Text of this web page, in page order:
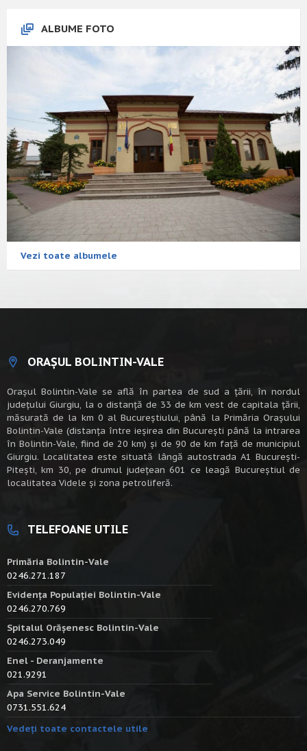
ALBUME FOTO
Vezi toate albumele
ORAȘUL BOLINTIN-VALE
Oraşul Bolintin-Vale se află în partea de sud a ţării, în nordul
judeţului Giurgiu, la o distanţă de 33 de km vest de capitala țării,
măsurată de la km 0 al Bucureștiului, până la Primăria Orașului
Bolintin-Vale (distanța între ieșirea din București până la intrarea
în Bolintin-Vale, fiind de 20 km) şi de 90 de km faţă de municipiul
Giurgiu. Localitatea este situată lângă autostrada A1 Bucureşti-
Piteşti, km 30, pe drumul judeţean 601 ce leagă Bucureştiul de
localitatea Videle şi zona petroliferă.
TELEFOANE UTILE
Primăria Bolintin-Vale
0246.271.187
Evidența Populației Bolintin-Vale
0246.270.769
Spitalul Orășenesc Bolintin-Vale
0246.273.049
Enel - Deranjamente
021.9291
Apa Service Bolintin-Vale
0731.551.624
Vedeți toate contactele utile